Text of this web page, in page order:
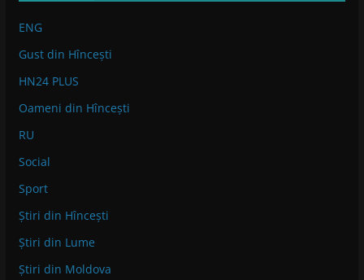
ENG
Gust din Hîncești
HN24 PLUS
Oameni din Hîncești
RU
Social
Sport
Știri din Hîncești
Știri din Lume
Știri din Moldova